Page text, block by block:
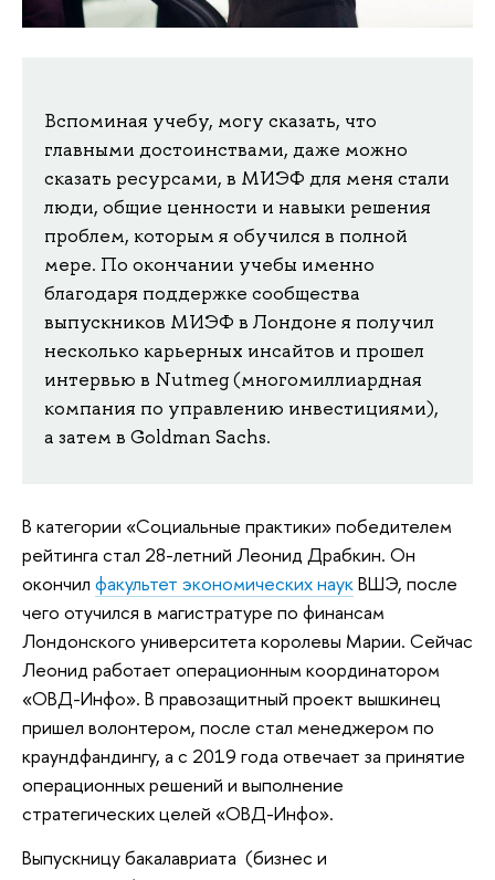
Вспоминая учебу, могу сказать, что
главными достоинствами, даже можно
сказать ресурсами, в МИЭФ для меня стали
люди, общие ценности и навыки решения
проблем, которым я обучился в полной
мере. По окончании учебы именно
благодаря поддержке сообщества
выпускников МИЭФ в Лондоне я получил
несколько карьерных инсайтов и прошел
интервью в Nutmeg (многомиллиардная
компания по управлению инвестициями),
а затем в Goldman Sachs.
В категории «Социальные практики» победителем
рейтинга стал 28-летний Леонид Драбкин. Он
окончил факультет экономических наукВШЭ, после
чего отучился в магистратуре по финансам
Лондонского университета королевы Марии. Сейчас
Леонид работает операционным координатором
«ОВД-Инфо». В правозащитный проект вышкинец
пришел волонтером, после стал менеджером по
краундфандингу, а с 2019 года отвечает за принятие
операционных решений и выполнение
стратегических целей «ОВД-Инфо».
Выпускницу бакалавриата (бизнес и